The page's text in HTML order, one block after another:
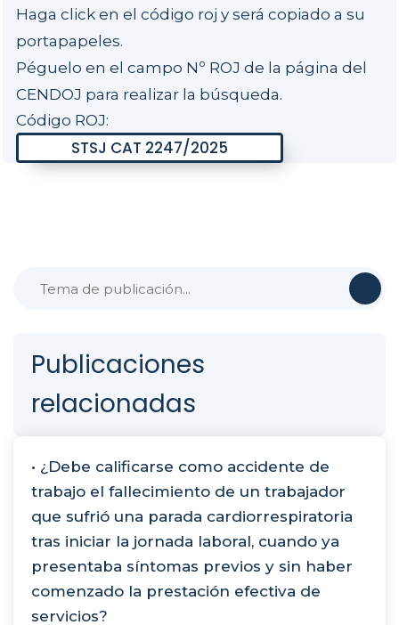
Publicaciones
relacionadas
• ¿Debe calificarse como accidente de
trabajo el fallecimiento de un trabajador
que sufrió una parada cardiorrespiratoria
tras iniciar la jornada laboral, cuando ya
presentaba síntomas previos y sin haber
comenzado la prestación efectiva de
servicios?
Haga click en el código roj y será copiado a su
portapapeles.
Péguelo en el campo Nº ROJ de la página del
CENDOJ para realizar la búsqueda.
Código ROJ: